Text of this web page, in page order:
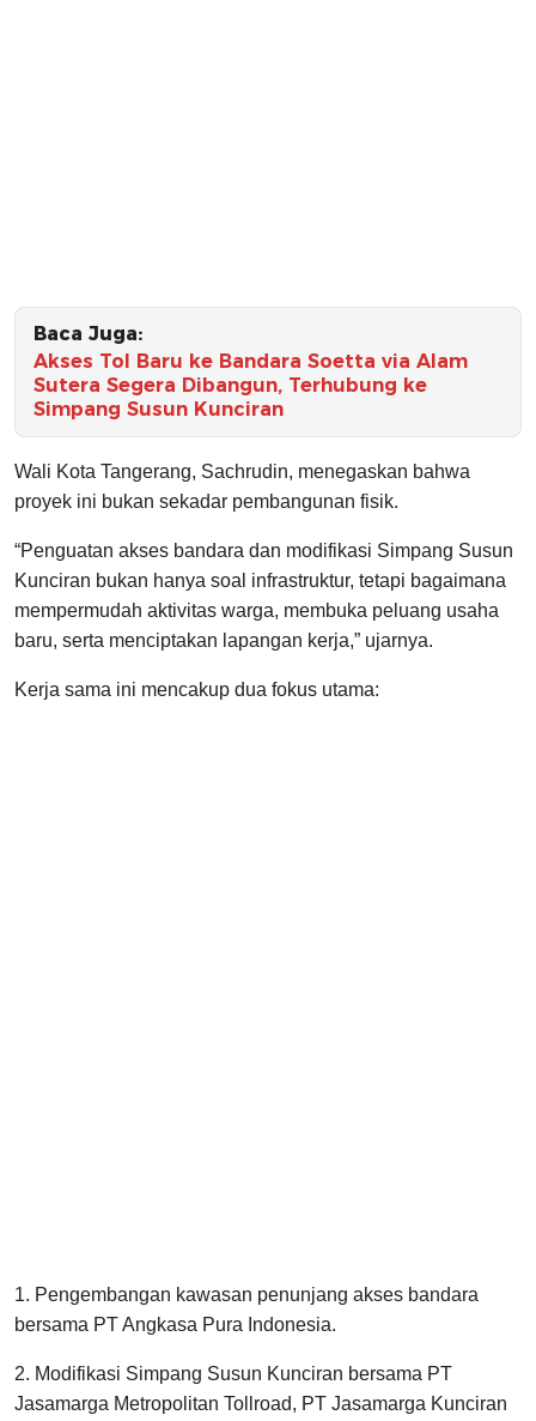
Baca Juga:
Akses Tol Baru ke Bandara Soetta via Alam
Sutera Segera Dibangun, Terhubung ke
Simpang Susun Kunciran
Wali Kota Tangerang, Sachrudin, menegaskan bahwa
proyek ini bukan sekadar pembangunan fisik.
“Penguatan akses bandara dan modifikasi Simpang Susun
Kunciran bukan hanya soal infrastruktur, tetapi bagaimana
mempermudah aktivitas warga, membuka peluang usaha
baru, serta menciptakan lapangan kerja,” ujarnya.
Kerja sama ini mencakup dua fokus utama:
1. Pengembangan kawasan penunjang akses bandara
bersama PT Angkasa Pura Indonesia.
2. Modifikasi Simpang Susun Kunciran bersama PT
Jasamarga Metropolitan Tollroad, PT Jasamarga Kunciran